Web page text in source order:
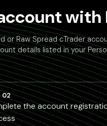
with
Raw Spread cTrader
details listed in your
02
the account